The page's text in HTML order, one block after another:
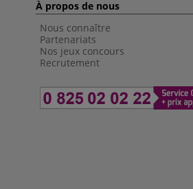
À propos de nous
Nous connaître
Partenariats
Nos jeux concours
Recrutement